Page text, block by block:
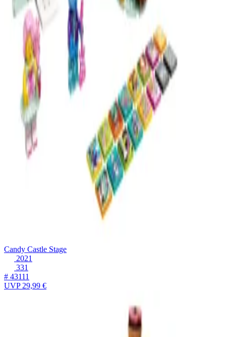
Candy Castle Stage
2021
331
# 43111
UVP29,99 €